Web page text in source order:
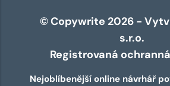
© Copywrite 2026 -
s.r.o.
Registrovaná
Nejoblíbenější online návrhář